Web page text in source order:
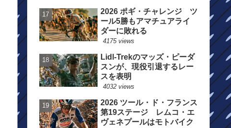
2026 ポギ・チャレンジ ツ
ール5勝もアマチュアライ
ダーに敗れる
4175 views
Lidl-Trekのマッズ・ピーダ
スンが、現役引退するレー
スを表明
4032 views
2026 ツール・ド・フランス
第19ステージ レムコ・エ
ヴェネプールはモトバイク